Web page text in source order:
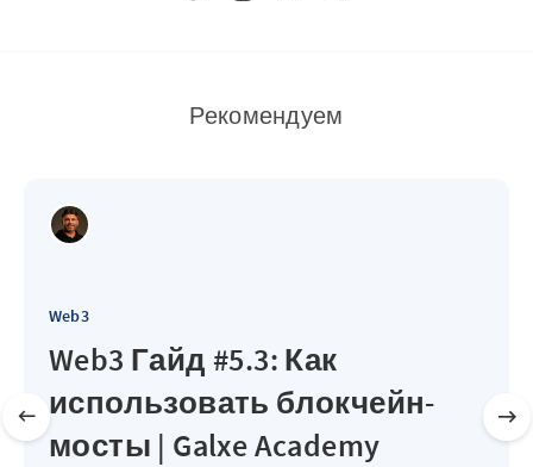
Рекомендуем
Web3
Web3 Гайд #5.3: Как
использовать блокчейн-
мосты | Galxe Academy